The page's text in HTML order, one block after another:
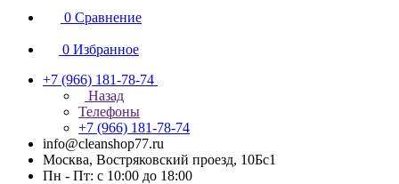
0 Сравнение
0 Избранное
+7 (966) 181-78-74
Назад
Телефоны
+7 (966) 181-78-74
info@cleanshop77.ru
Москва, Востряковский проезд, 10Бс1
Пн - Пт: с 10:00 до 18:00